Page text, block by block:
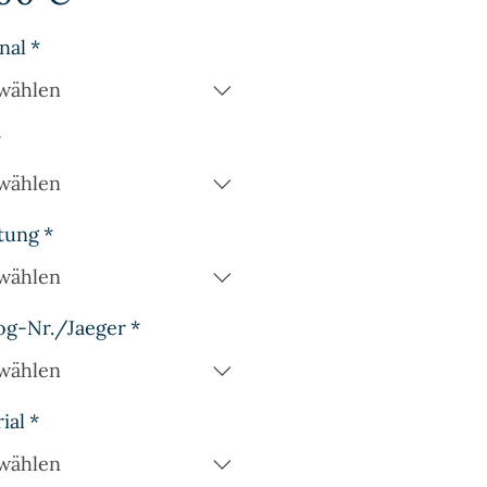
*
*
Nr./Jaeger*
*